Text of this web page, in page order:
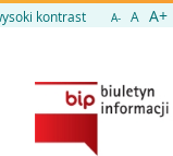
kontrast A- A A+